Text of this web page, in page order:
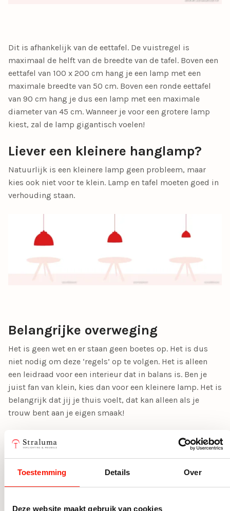
Toestemming Details Over
Deze website maakt gebruik van cookies
Dit is afhankelijk van de eettafel. De vuistregel is
maximaal de helft van de breedte van de tafel. Boven een
eettafel van 100 x 200 cm hang je een lamp met een
maximale breedte van 50 cm. Boven een ronde eettafel
van 90 cm hang je dus een lamp met een maximale
diameter van 45 cm. Wanneer je voor een grotere lamp
kiest, zal de lamp gigantisch voelen!
Liever een kleinere hanglamp?
Natuurlijk is een kleinere lamp geen probleem, maar
kies ook niet voor te klein. Lamp en tafel moeten goed in
verhouding staan.
Belangrijke overweging
Het is geen wet en er staan geen boetes op. Het is dus
niet nodig om deze ‘regels’ op te volgen. Het is alleen
een leidraad voor een interieur dat in balans is. Ben je
juist fan van klein, kies dan voor een kleinere lamp. Het is
belangrijk dat jij je thuis voelt, dat kan alleen als je
trouw bent aan je eigen smaak!
Meer weten?
Meer over de ongeschreven regels van het ophangen